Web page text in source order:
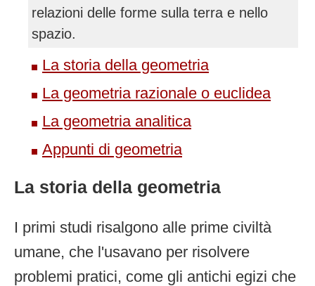
relazioni delle forme sulla terra e nello
spazio.
La storia della geometria
La geometria razionale o euclidea
La geometria analitica
Appunti di geometria
La storia della geometria
I primi studi risalgono alle prime civiltà
umane, che l'usavano per risolvere
problemi pratici, come gli antichi egizi che